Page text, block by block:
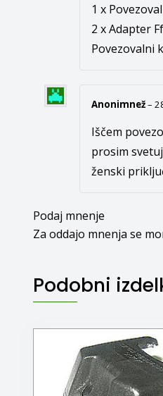
1 x
2 xAdapter
Povezovalni
Anonimnež–
Iščem
prosim
ženski
Podaj mnenje
Za oddajo mnenja se
Podobni